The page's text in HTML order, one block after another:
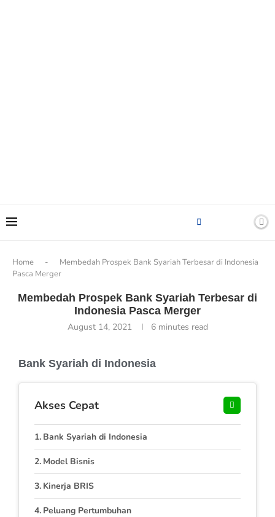
Home -
Membedah Prospek Bank Syariah Terbesar di Indonesia
Pasca Merger
Membedah Prospek Bank Syariah Terbesar di
Indonesia Pasca Merger
August 14, 2021 6 minutes read
Bank Syariah di Indonesia
Akses Cepat
Bank Syariah di Indonesia
Model Bisnis
Kinerja BRIS
Peluang Pertumbuhan